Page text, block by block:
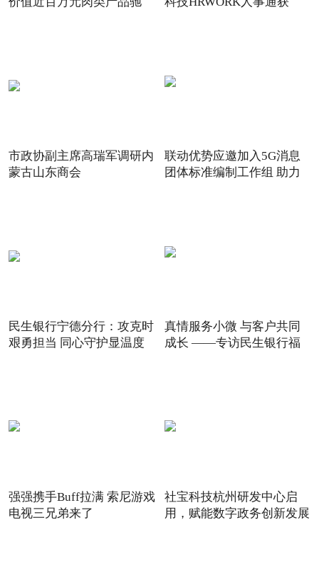
市政协副主席高瑞军调研内
蒙古山东商会
联动优势应邀加入5G消息
团体标准编制工作组 助力
民生银行宁德分行：攻克时
艰勇担当 同心守护显温度
真情服务小微 与客户共同
成长 ——专访民生银行福
强强携手Buff拉满 索尼游戏
电视三兄弟来了
社宝科技杭州研发中心启
用，赋能数字政务创新发展